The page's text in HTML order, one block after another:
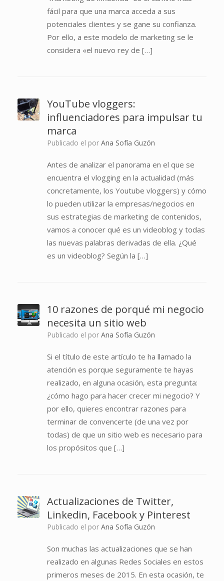
fácil para que una marca acceda a sus
potenciales clientes y se gane su confianza.
Por ello, a este modelo de marketing se le
considera «el nuevo rey de […]
YouTube vloggers:
influenciadores para impulsar tu
marca
Publicado el por Ana Sofía Guzón
Antes de analizar el panorama en el que se
encuentra el vlogging en la actualidad (más
concretamente, los Youtube vloggers) y cómo
lo pueden utilizar la empresas/negocios en
sus estrategias de marketing de contenidos,
vamos a conocer qué es un videoblog y todas
las nuevas palabras derivadas de ella. ¿Qué
es un videoblog? Según la […]
10 razones de porqué mi negocio
necesita un sitio web
Publicado el por Ana Sofía Guzón
Si el título de este artículo te ha llamado la
atención es porque seguramente te hayas
realizado, en alguna ocasión, esta pregunta:
¿cómo hago para hacer crecer mi negocio? Y
por ello, quieres encontrar razones para
terminar de convencerte (de una vez por
todas) de que un sitio web es necesario para
los propósitos que […]
Actualizaciones de Twitter,
Linkedin, Facebook y Pinterest
Publicado el por Ana Sofía Guzón
Son muchas las actualizaciones que se han
realizado en algunas Redes Sociales en estos
primeros meses de 2015. En esta ocasión, te